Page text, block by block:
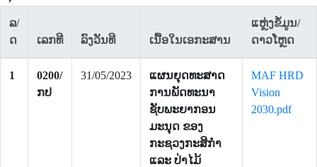
ລ/
ດ
ເລກທີ ລົງວັນທີ ເນື້ອໃນເອກະສານ
ແຫຼ່ງຂໍ້ມູນ/
ດາວໂຫຼດ
1
0200/
ກປ
31/05/2023
ແຜນຍຸດທະສາດ
ການພັດທະນາ
ຊັບພະຍາກອນ
ມະນຸດ ຂອງ
ກະຊວງກະສິກຳ
ແລະ ປ່າໄມ້
MAF HRD
Vision
2030.pdf